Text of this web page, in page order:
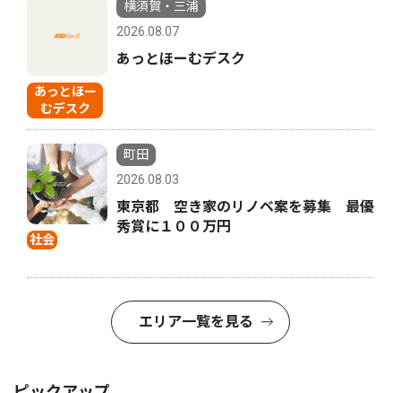
あっとほー
むデスク
横須賀・三浦
2026.08.07
あっとほーむデスク
社会
町田
2026.08.03
東京都 空き家のリノベ案を募集 最優
秀賞に１００万円
エリア一覧を見る